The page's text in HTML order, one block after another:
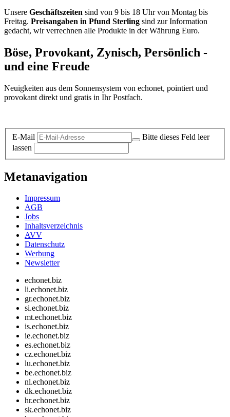
Unsere Geschäftszeiten sind von 9 bis 18 Uhr von Montag bis
Freitag. Preisangaben in Pfund Sterling sind zur Information
gedacht, wir verrechnen alle Produkte in der Währung Euro.
Böse, Provokant, Zynisch, Persönlich -
und eine Freude
Neuigkeiten aus dem Sonnensystem von echonet, pointiert und
provokant direkt und gratis in Ihr Postfach.
E-Mail
Bitte dieses Feld leer
lassen
Metanavigation
Impressum
AGB
Jobs
Inhaltsverzeichnis
AVV
Datenschutz
Werbung
Newsletter
echonet.biz
li.echonet.biz
gr.echonet.biz
si.echonet.biz
mt.echonet.biz
is.echonet.biz
ie.echonet.biz
es.echonet.biz
cz.echonet.biz
lu.echonet.biz
be.echonet.biz
nl.echonet.biz
dk.echonet.biz
hr.echonet.biz
sk.echonet.biz